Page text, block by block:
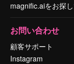
magnific.aiをお探
お問い合わせ
顧客サポート
Instagram